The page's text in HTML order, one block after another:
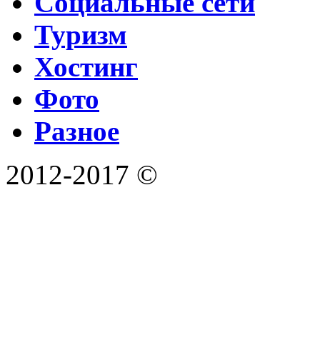
Туризм
Хостинг
Фото
Разное
2012-2017 ©